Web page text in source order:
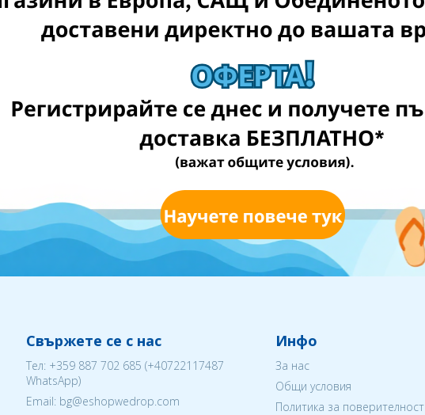
Свържете се с нас
Тел: +359 887 702 685 (+40722117487
WhatsApp)
Email: bg@eshopwedrop.com
Инфо
За нас
Общи условия
Политика за поверителност